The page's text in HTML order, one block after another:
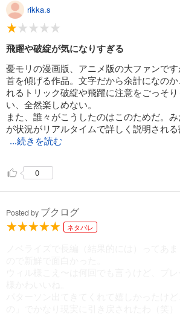
rikka.s
飛躍や破綻が気になりすぎる
憂モリの漫画版、アニメ版の大ファンで
首を傾げる作品。文字だから余計になの
れるトリック破綻や飛躍に注意をごっそ
い、全然楽しめない。
また、誰々がこうしたのはこのためだ。
が状況がリアルタイムで詳しく説明され
...続きを読む
0
Posted by ブクログ
ネタバレ